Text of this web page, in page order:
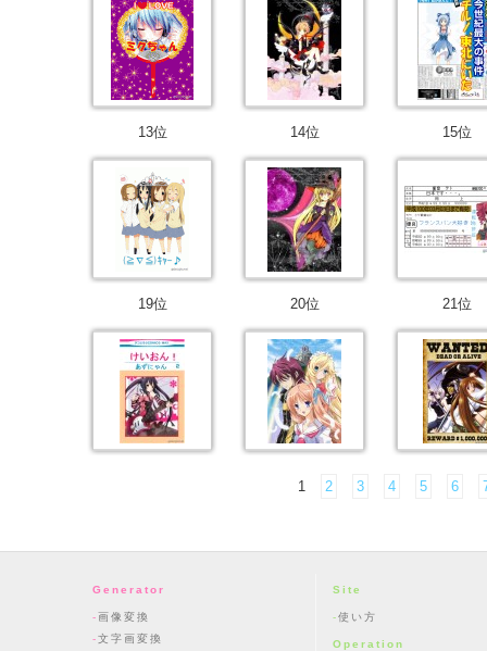
13位 14位 15位
19位 20位 21位
1 2 3 4 5 6
Generator
画像変換
文字画変換
Site
使い方
Operation